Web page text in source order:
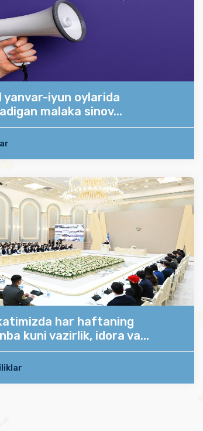
yanvar-iyun oylarida
malaka sinov...
har haftaning
kuni vazirlik, idora va...